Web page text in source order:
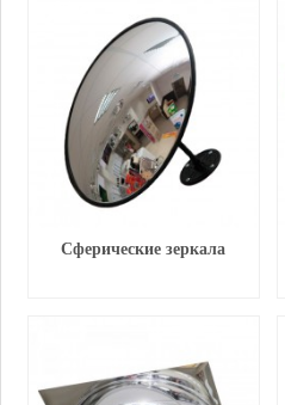
Сферические зеркала